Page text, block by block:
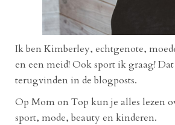
Ik ben Kimberley, echtgenote,
en een meid! Ook sport ik graag!
terugvinden in de blogposts.
Op Mom on Top kun je alles lezen
sport, mode, beauty en kinderen.